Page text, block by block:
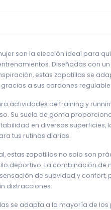
son la elección ideal para
Diseñadas con un
estas zapatillas se
a sus cordones
actividades de training y
Su suela de goma
en diversas superficies,
tus rutinas diarias.
estas zapatillas no solo son
deportivo. La combinación de
de suavidad y confort,
distracciones.
se adapta a la mayoría de los